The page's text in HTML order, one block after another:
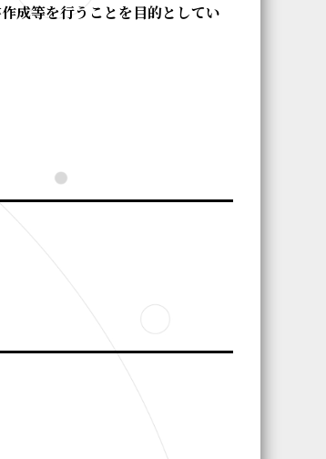
成等を行うことを目的としてい